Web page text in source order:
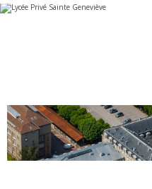
Aller
au
Outils
personnels